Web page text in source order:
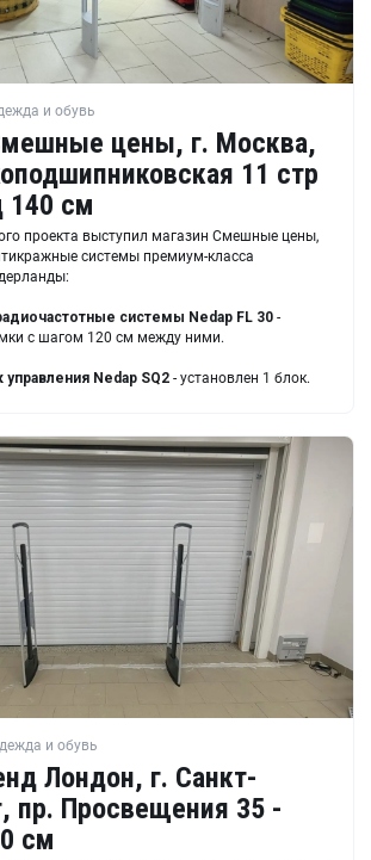
и обувь
цены, г. Москва,
11 стр
140 см
проекта выступил магазин Смешные цены,
системы премиум-класса
системы Nedap FL 30 -
с шагом 120 см между ними.
Nedap SQ2 - установлен 1 блок.
и обувь
Лондон, г. Санкт-
пр. Просвещения 35 -
см